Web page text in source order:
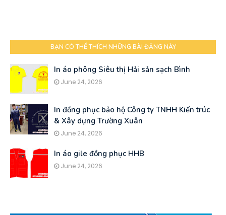
BẠN CÓ THỂ THÍCH NHỮNG BÀI ĐĂNG NÀY
In áo phông Siêu thị Hải sản sạch Bình
June 24, 2026
In đồng phục bảo hộ Công ty TNHH Kiến trúc
& Xây dựng Trường Xuân
June 24, 2026
In áo gile đồng phục HHB
June 24, 2026